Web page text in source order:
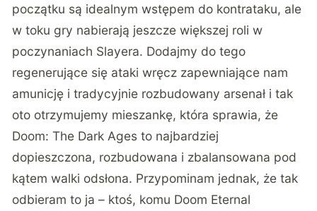
początku są idealnym wstępem do kontrataku, ale
w toku gry nabierają jeszcze większej roli w
poczynaniach Slayera. Dodajmy do tego
regenerujące się ataki wręcz zapewniające nam
amunicję i tradycyjnie rozbudowany arsenał i tak
oto otrzymujemy mieszankę, która sprawia, że
Doom: The Dark Ages to najbardziej
dopieszczona, rozbudowana i zbalansowana pod
kątem walki odsłona. Przypominam jednak, że tak
odbieram to ja – ktoś, komu Doom Eternal